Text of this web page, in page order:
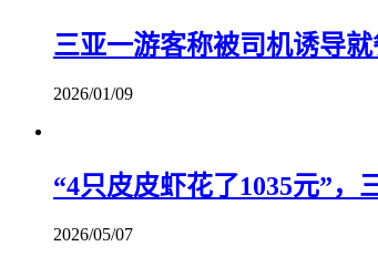
三亚一游客称被司机诱导
2026/01/09
“4只皮皮虾花了1035元”
2026/05/07